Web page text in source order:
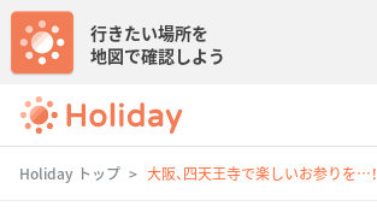
行きたい場所を
地図で確認しよう
Holiday トップ 大阪、四天王寺で楽しいお参りを…！